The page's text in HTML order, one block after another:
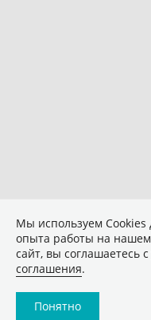
Мы используем Сookies
опыта работы на нашем
сайт, вы соглашаетесь
соглашения.
Понятно